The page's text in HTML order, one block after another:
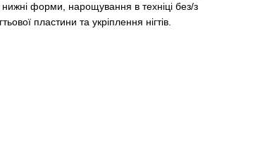
форми, нарощування в техніці без/з
пластини та укріплення нігтів.